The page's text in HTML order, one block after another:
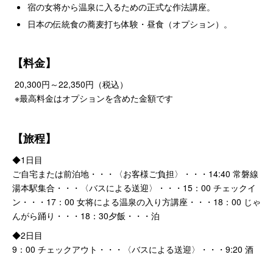
宿の女将から温泉に入るための正式な作法講座。
日本の伝統食の蕎麦打ち体験・昼食（オプション）。
【料金】
20,300円～22,350円（税込）
※最高料金はオプションを含めた金額です
【旅程】
◆1日目
ご自宅または前泊地・・・〈お客様ご負担〉・・・14:40 常磐線
湯本駅集合・・・〈バスによる送迎〉・・・15：00 チェックイ
ン・・・17：00 女将による温泉の入り方講座・・・18：00 じゃ
んがら踊り・・・18：30夕飯・・・泊
◆2日目
9：00 チェックアウト・・・〈バスによる送迎〉・・・9:20 酒